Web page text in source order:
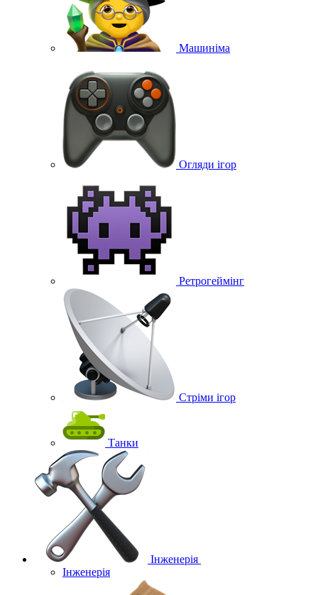
Машиніма
Огляди ігор
Ретрогеймінг
Стріми ігор
Танки
Інженерія
Інженерія